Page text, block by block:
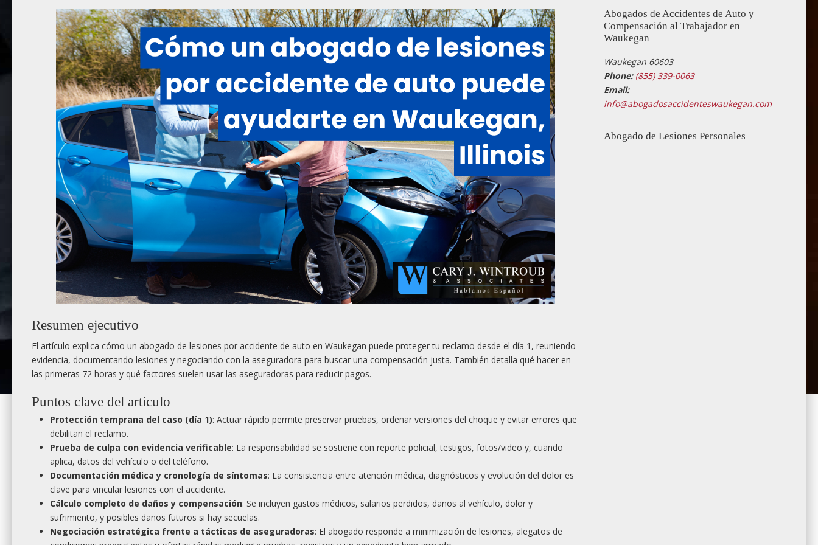
Resumen ejecutivo
El artículo explica cómo un abogado de lesiones por accidente de auto en Waukegan puede proteger tu reclamo desde el día 1, reuniendo
evidencia, documentando lesiones y negociando con la aseguradora para buscar una compensación justa. También detalla qué hacer en
las primeras 72 horas y qué factores suelen usar las aseguradoras para reducir pagos.
Puntos clave del artículo
Protección temprana del caso (día 1): Actuar rápido permite preservar pruebas, ordenar versiones del choque y evitar errores que
debilitan el reclamo.
Prueba de culpa con evidencia verificable: La responsabilidad se sostiene con reporte policial, testigos, fotos/video y, cuando
aplica, datos del vehículo o del teléfono.
Documentación médica y cronología de síntomas: La consistencia entre atención médica, diagnósticos y evolución del dolor es
clave para vincular lesiones con el accidente.
Cálculo completo de daños y compensación: Se incluyen gastos médicos, salarios perdidos, daños al vehículo, dolor y
sufrimiento, y posibles daños futuros si hay secuelas.
Negociación estratégica frente a tácticas de aseguradoras: El abogado responde a minimización de lesiones, alegatos de
Abogados de Accidentes de Auto y
Compensación al Trabajador en
Waukegan
Waukegan 60603
Phone: (855) 339-0063
Email:
info@abogadosaccidenteswaukegan.com
Abogado de Lesiones Personales